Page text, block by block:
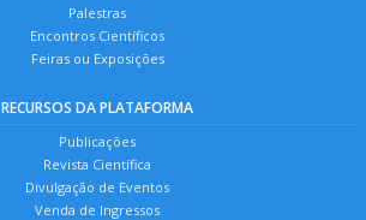
Palestras
Encontros Científicos
Feiras ou Exposições
RECURSOS DA PLATAFORMA
Publicações
Revista Científica
Divulgação de Eventos
Venda de Ingressos